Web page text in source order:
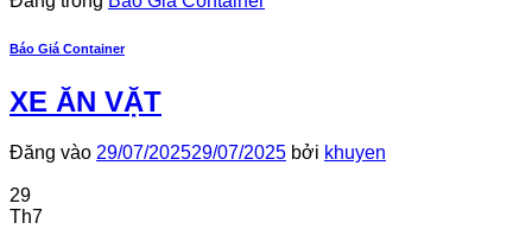
Báo Giá Container
XE ĂN VẶT
Đăng vào 29/07/202529/07/2025 bởi khuyen
29
Th7